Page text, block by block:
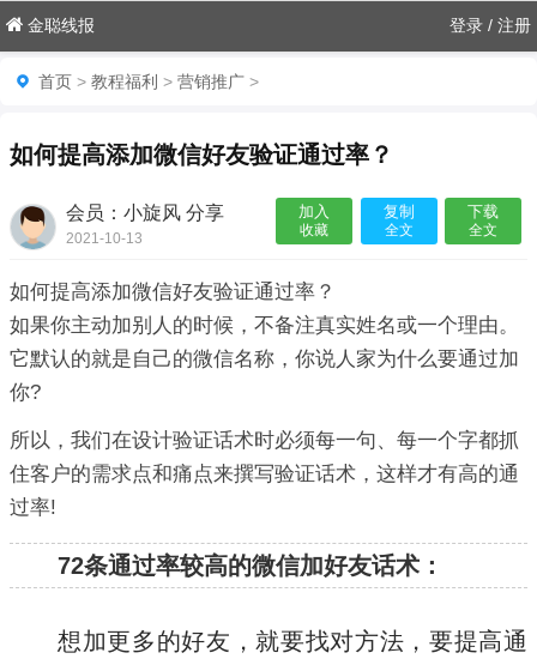
金聪线报 登录 / 注册
首页 > 教程福利 > 营销推广 >
如何提高添加微信好友验证通过率？
会员：小旋风 分享
2021-10-13
加入
收藏
复制
全文
下载
全文
如何提高添加微信好友验证通过率？
如果你主动加别人的时候，不备注真实姓名或一个理由。
它默认的就是自己的微信名称，你说人家为什么要通过加
你?
所以，我们在设计验证话术时必须每一句、每一个字都抓
住客户的需求点和痛点来撰写验证话术，这样才有高的通
过率!
72条通过率较高的微信加好友话术：
想加更多的好友，就要找对方法，要提高通